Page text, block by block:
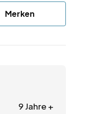
Merken
9 Jahre +